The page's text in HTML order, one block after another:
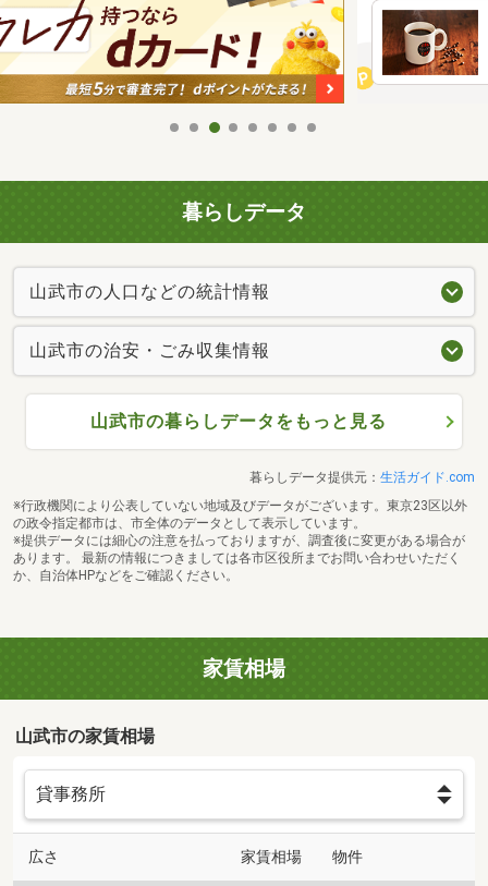
暮らしデータ
山武市の人口などの統計情報
山武市の治安・ごみ収集情報
山武市の暮らしデータをもっと見る
暮らしデータ提供元： 生活ガイド.com
※行政機関により公表していない地域及びデータがございます。東京23区以外
の政令指定都市は、市全体のデータとして表示しています。
※提供データには細心の注意を払っておりますが、調査後に変更がある場合が
あります。 最新の情報につきましては各市区役所までお問い合わせいただく
か、自治体HPなどをご確認ください。
家賃相場
山武市の家賃相場
広さ 家賃相場 物件